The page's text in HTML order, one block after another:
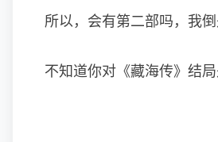
所以，会有第二部吗，我倒
不知道你对《藏海传》结局